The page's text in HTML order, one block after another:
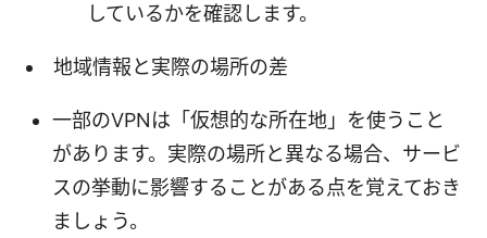
しているかを確認します。
地域情報と実際の場所の差
一部のVPNは「仮想的な所在地」を使うこと
があります。実際の場所と異なる場合、サービ
スの挙動に影響することがある点を覚えておき
ましょう。